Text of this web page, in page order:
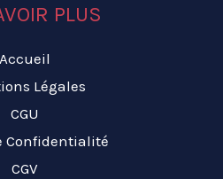
PLUS
Accueil
Légales
CGU
Confidentialité
CGV